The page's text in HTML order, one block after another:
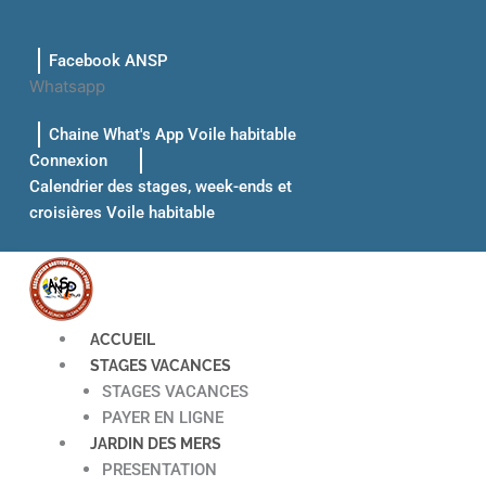
contenuFacebook ANSP
Whatsapp
Chaine What's App Voile habitable
Connexion
Calendrier des stages, week-ends et
croisières Voile habitable
ACCUEIL
STAGES VACANCES
STAGES VACANCES
PAYER EN LIGNE
JARDIN DES MERS
PRESENTATION